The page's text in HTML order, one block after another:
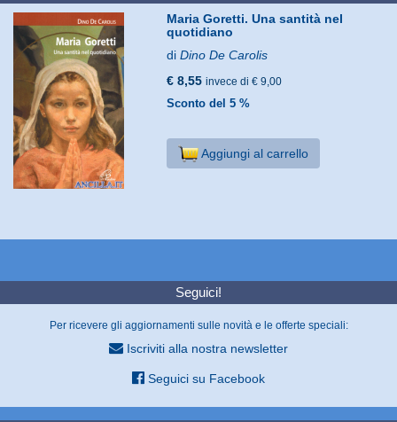
Maria Goretti. Una santità nel
quotidiano
diDino De Carolis
€ 8,55 invece di € 9,00
Sconto del 5 %
Aggiungi al carrello
Seguici!
Per ricevere gli aggiornamenti sulle novità e le offerte speciali:
Iscriviti alla nostra newsletter
Seguici su Facebook